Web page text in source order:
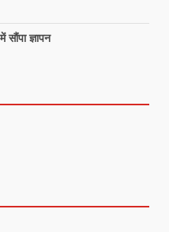
ज्ञापन